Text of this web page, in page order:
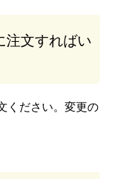
注文すればい
ください。変更の